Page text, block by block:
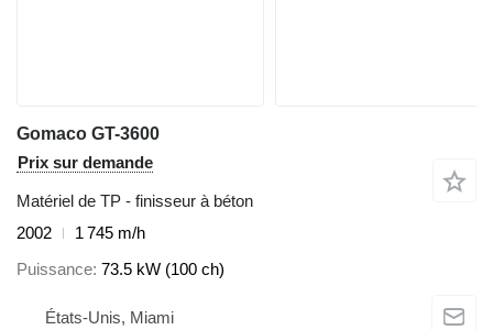
Gomaco GT-3600
Prix sur demande
Matériel de TP - finisseur à béton
2002
1 745 m/h
Puissance 73.5 kW (100 ch)
États-Unis, Miami